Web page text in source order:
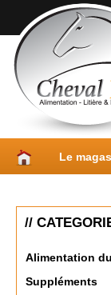
Le
//
Alimentation
Suppléments